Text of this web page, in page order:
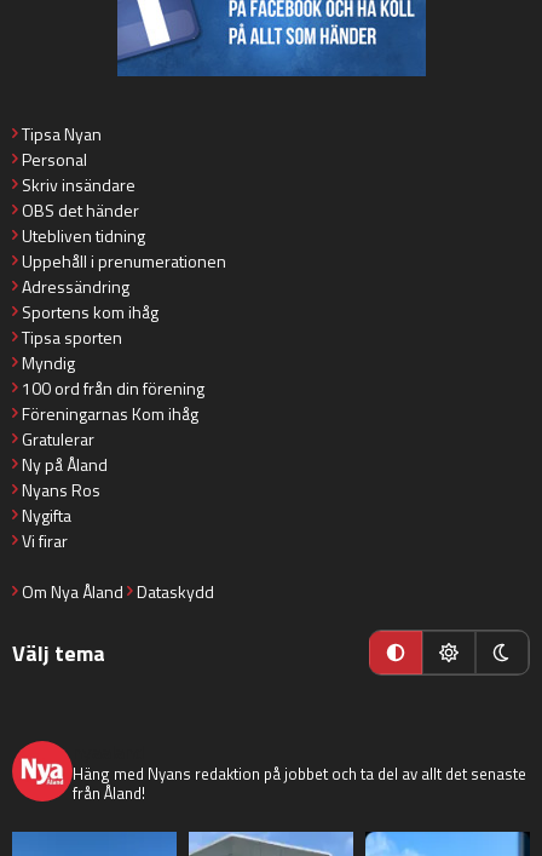
Tipsa Nyan
Personal
Skriv insändare
OBS det händer
Utebliven tidning
Uppehåll i prenumerationen
Adressändring
Sportens kom ihåg
Tipsa sporten
Myndig
100 ord från din förening
Föreningarnas Kom ihåg
Gratulerar
Ny på Åland
Nyans Ros
Nygifta
Vi firar
Om Nya Åland Dataskydd
Välj tema
Häng med Nyans redaktion på jobbet och ta del av allt det senaste
från Åland!